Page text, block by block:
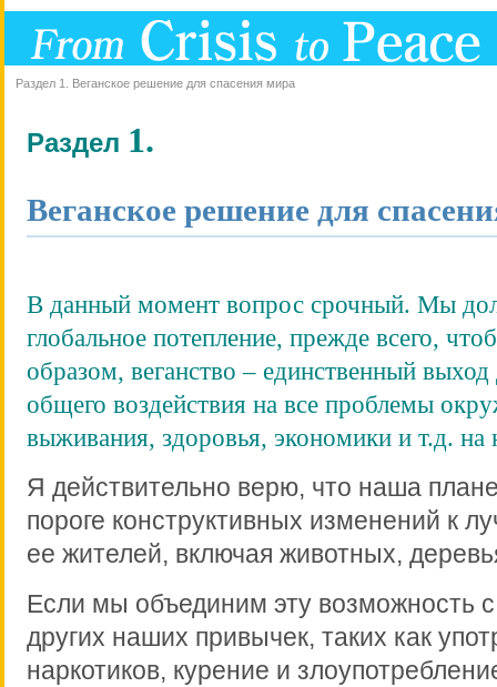
Раздел 1. Веганское решение для спасения мира
Раздел 1.
Веганское решение для
В данный момент вопрос срочный. Мы
глобальное потепление, прежде всего,
образом, веганство – единственный
общего воздействия на все проблемы
выживания, здоровья, экономики и т.д. на
Я действительно верю, что наша
пороге конструктивных изменений к
ее жителей, включая животных,
Если мы объединим эту возможность
других наших привычек, таких как
наркотиков, курение и